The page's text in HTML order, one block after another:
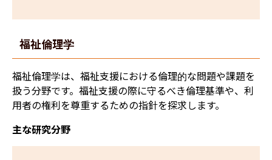
福祉倫理学
福祉倫理学は、福祉支援における倫理的な問題や課題を
扱う分野です。福祉支援の際に守るべき倫理基準や、利
用者の権利を尊重するための指針を探求します。
主な研究分野